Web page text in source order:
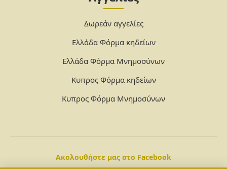
Δωρεάν αγγελίες
Ελλάδα Φόρμα κηδείων
Ελλάδα Φόρμα Μνημοσύνων
Κυπρος Φόρμα κηδείων
Κυπρος Φόρμα Μνημοσύνων
Ακολουθήστε μας στο Facebook